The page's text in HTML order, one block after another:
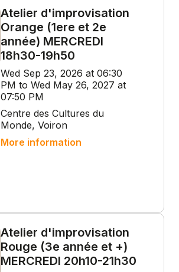
Atelier d'improvisation
Orange (1ere et 2e
année) MERCREDI
18h30-19h50
Wed Sep 23, 2026 at 06:30
PM to Wed May 26, 2027 at
07:50 PM
Centre des Cultures du
Monde, Voiron
More information
Atelier d'improvisation
Rouge (3e année et +)
MERCREDI 20h10-21h30